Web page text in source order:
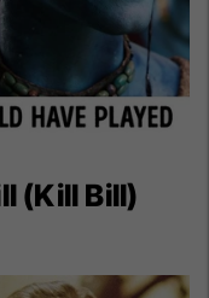
(Kill Bill)